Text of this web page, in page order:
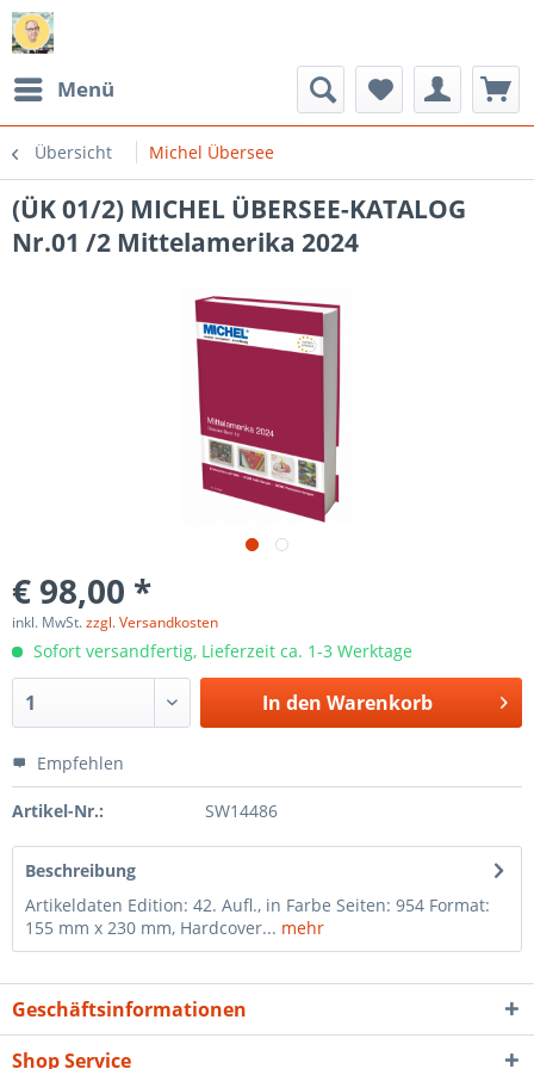
Menü
Übersicht Michel Übersee
(ÜK 01/2) MICHEL ÜBERSEE-KATALOG
Nr.01 /2 Mittelamerika 2024
€ 98,00 *
inkl. MwSt.zzgl. Versandkosten
Sofort versandfertig, Lieferzeit ca. 1-3 Werktage
In den Warenkorb
Empfehlen
Artikel-Nr.: SW14486
Beschreibung
Artikeldaten Edition: 42. Aufl., in Farbe Seiten: 954 Format:
155 mm x 230 mm, Hardcover... mehr
Geschäftsinformationen
Shop Service